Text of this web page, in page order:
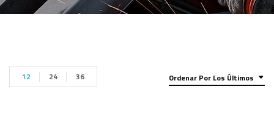
Ordenar Por Los Últimos
12 24 36